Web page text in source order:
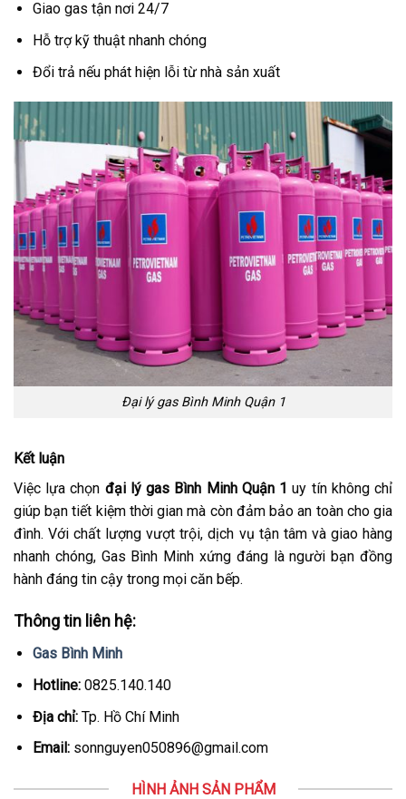
Giao gas tận nơi 24/7
Hỗ trợ kỹ thuật nhanh chóng
Đổi trả nếu phát hiện lỗi từ nhà sản xuất
Đại lý gas Bình Minh Quận 1
Kết luận
Việc lựa chọn đại lý gas Bình Minh Quận 1 uy tín không chỉ
giúp bạn tiết kiệm thời gian mà còn đảm bảo an toàn cho gia
đình. Với chất lượng vượt trội, dịch vụ tận tâm và giao hàng
nhanh chóng, Gas Bình Minh xứng đáng là người bạn đồng
hành đáng tin cậy trong mọi căn bếp.
Thông tin liên hệ:
Gas Bình Minh
Hotline:0825.140.140
Địa chỉ:Tp. Hồ Chí Minh
Email:sonnguyen050896@gmail.com
HÌNH ẢNH SẢN PHẨM